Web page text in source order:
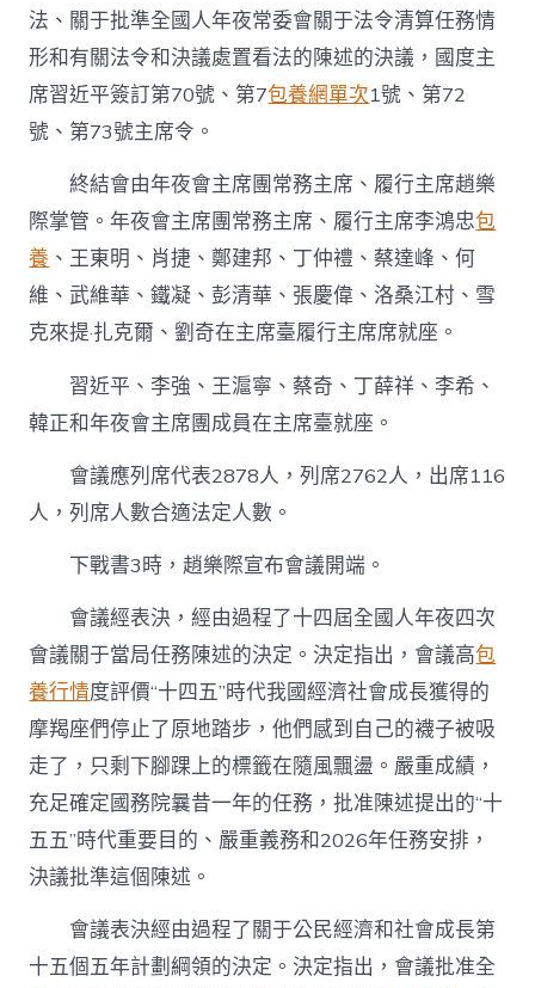
法、關于批準全國人年夜常委會關于法令清算任務情
形和有關法令和決議處置看法的陳述的決議，國度主
席習近平簽訂第70號、第7包養網單次1號、第72
號、第73號主席令。
終結會由年夜會主席團常務主席、履行主席趙樂
際掌管。年夜會主席團常務主席、履行主席李鴻忠包
養 、王東明、肖捷、鄭建邦、丁仲禮、蔡達峰、何
維、武維華、鐵凝、彭清華、張慶偉、洛桑江村、雪
克來提·扎克爾、劉奇在主席臺履行主席席就座。
習近平、李強、王滬寧、蔡奇、丁薛祥、李希、
韓正和年夜會主席團成員在主席臺就座。
會議應列席代表2878人，列席2762人，出席116
人，列席人數合適法定人數。
下戰書3時，趙樂際宣布會議開端。
會議經表決，經由過程了十四屆全國人年夜四次
會議關于當局任務陳述的決定。決定指出，會議高包
養行情度評價“十四五”時代我國經濟社會成長獲得的
摩羯座們停止了原地踏步，他們感到自己的襪子被吸
走了，只剩下腳踝上的標籤在隨風飄盪。嚴重成績，
充足確定國務院曩昔一年的任務，批准陳述提出的“十
五五”時代重要目的、嚴重義務和2026年任務安排，
決議批準這個陳述。
會議表決經由過程了關于公民經濟和社會成長第
十五個五年計劃綱領的決定。決定指出，會議批准全